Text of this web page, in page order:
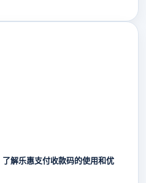
解乐惠支付收款码的使用和优